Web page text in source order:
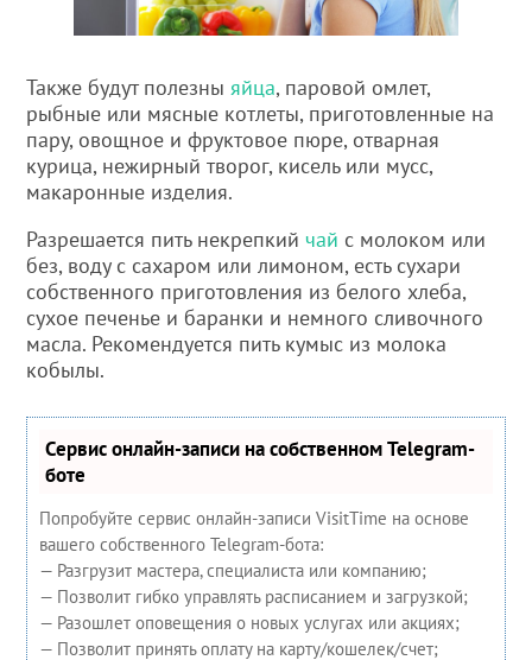
Также будут полезны яйца, паровой омлет,
рыбные или мясные котлеты, приготовленные на
пару, овощное и фруктовое пюре, отварная
курица, нежирный творог, кисель или мусс,
макаронные изделия.
Разрешается пить некрепкийчай с молоком или
без, воду с сахаром или лимоном, есть сухари
собственного приготовления из белого хлеба,
сухое печенье и баранки и немного сливочного
масла. Рекомендуется пить кумыс из молока
кобылы.
Сервис онлайн-записи на собственном Telegram-
боте
Попробуйте сервис онлайн-записи VisitTime на основе
вашего собственного Telegram-бота:
— Разгрузит мастера, специалиста или компанию;
— Позволит гибко управлять расписанием и загрузкой;
— Разошлет оповещения о новых услугах или акциях;
— Позволит принять оплату на карту/кошелек/счет;